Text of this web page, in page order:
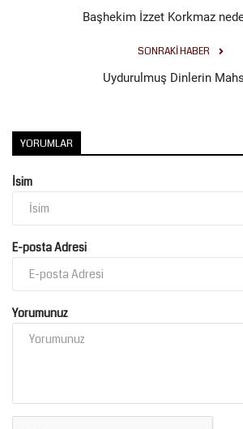
Başhekim İzzet Korkmaz
SONRAKI HABER
Uydurulmuş Dinlerin
YORUMLAR
İsim
E-posta Adresi
Yorumunuz